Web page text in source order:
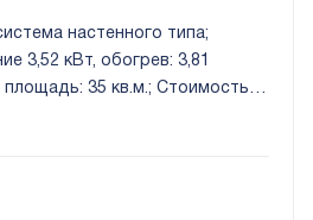
настенного типа;
3,52 кВт, обогрев: 3,81
35 кв.м.; Стоимость